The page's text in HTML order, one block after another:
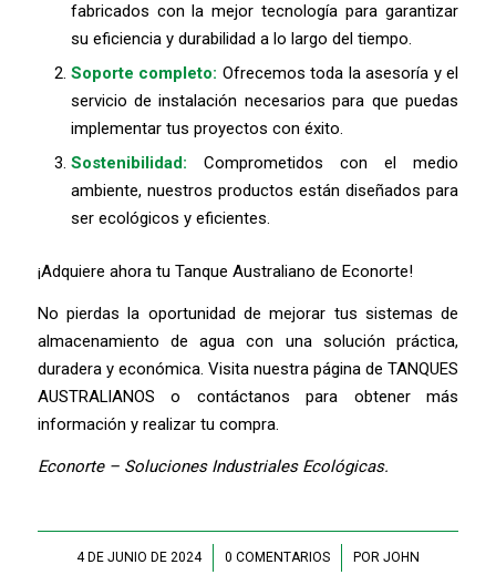
fabricados con la mejor tecnología para garantizar
su eficiencia y durabilidad a lo largo del tiempo.
Soporte completo: Ofrecemos toda la asesoría y el
servicio de instalación necesarios para que puedas
implementar tus proyectos con éxito.
Sostenibilidad: Comprometidos con el medio
ambiente, nuestros productos están diseñados para
ser ecológicos y eficientes.
¡Adquiere ahora tu Tanque Australiano de Econorte!
No pierdas la oportunidad de mejorar tus sistemas de
almacenamiento de agua con una solución práctica,
duradera y económica. Visita nuestra página de TANQUES
AUSTRALIANOS o contáctanos para obtener más
información y realizar tu compra.
Econorte – Soluciones Industriales Ecológicas.
4 DE JUNIO DE 2024
/ 0 COMENTARIOS
/ POR JOHN